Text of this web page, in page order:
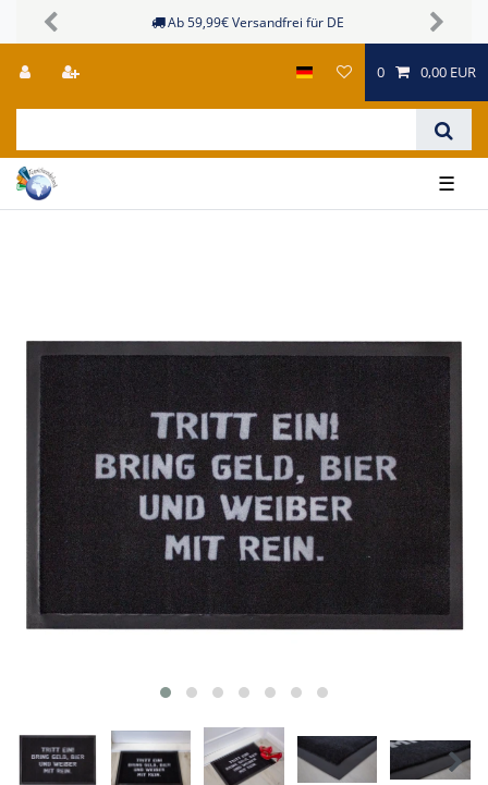
Ab 59,99€ Versandfrei für DE
Previous Next
0 0,00 EUR
☰